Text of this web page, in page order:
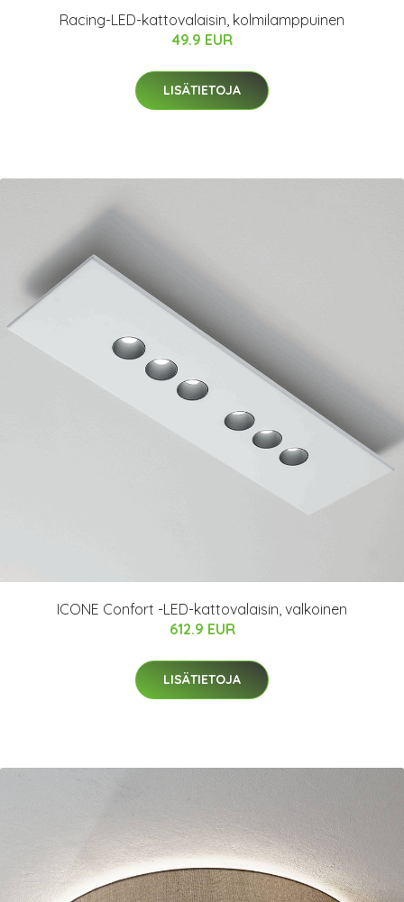
Racing-LED-kattovalaisin, kolmilamppuinen
49.9 EUR
LISÄTIETOJA
ICONE Confort -LED-kattovalaisin, valkoinen
612.9 EUR
LISÄTIETOJA